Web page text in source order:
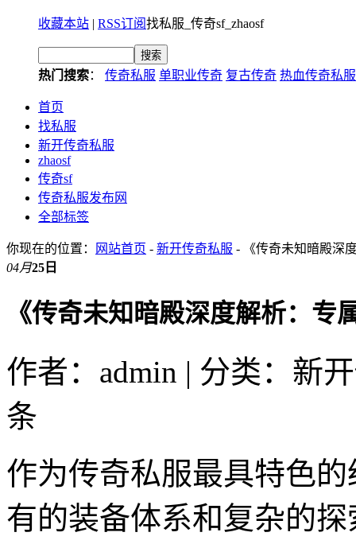
收藏本站 | RSS订阅找私服_传奇sf_zhaosf
热门搜索： 传奇私服 单职业传奇 复古传奇 热血传奇私服
首页
找私服
新开传奇私服
zhaosf
传奇sf
传奇私服发布网
全部标签
你现在的位置： 网站首页 - 新开传奇私服 - 《传奇未知暗殿深
04月25日
《传奇未知暗殿深度解析：
作者：admin | 分类：新
条
作为传奇私服最具特色
有的装备体系和复杂的